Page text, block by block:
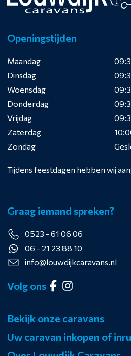
Openingstijden
Maandag
Dinsdag
Woensdag
Donderdag
Vrijdag
Zaterdag
Zondag
Tijdens feestdagen hebben wij
Graag iemand spreken?
0523 - 61 06 06
06 - 21 23 88 10
info@louwdijkcaravans.nl
Volg ons
Bekijk onze caravans
Uw caravan inkopen of